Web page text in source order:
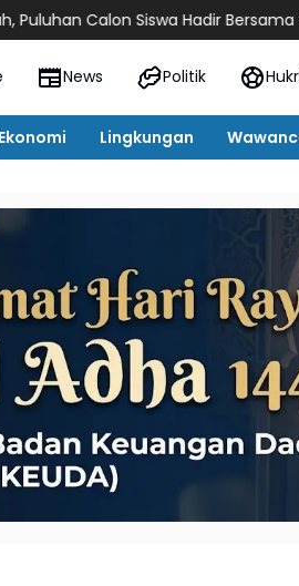
Hadir Bersama Orang Tua
News Politik
Ekonomi Lingkungan